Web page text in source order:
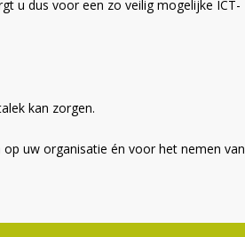
u dus voor een zo veilig mogelijke ICT-
kan zorgen.
uw organisatie én voor het nemen van